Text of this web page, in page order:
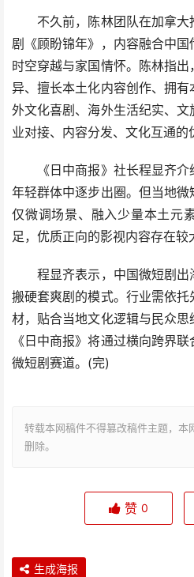
不久前，陈林团队在加拿大
剧《顾盼锦年》，内容融合中国
时空穿越与家国情怀。陈林指
异、擅长本土化内容创作、拥
外文化喜剧、海外生活纪实、
业对接、内容分发、文化互通的
《日中商报》社长程显齐介
年轻群体中逐步出圈。但当地微
仅微调场景、融入少量本土元
足，优质正向的影视内容存在较
程显齐表示，中国微短剧出
搬硬套爽剧的模式。行业需依
材，贴合当地文化逻辑与民众思
《日中商报》将通过横向跨界
微短剧赛道。(完)
转载本网稿件不得篡改稿件主题，本
删除。
赞 0
生成海报